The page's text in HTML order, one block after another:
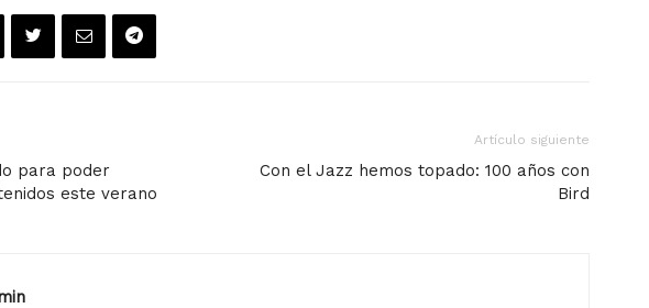
para poder
este verano
Artículo siguiente
Con el Jazz hemos topado: 100 años con
Bird